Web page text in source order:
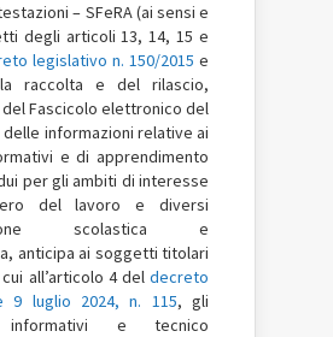
– SFeRA (ai sensi e
degli articoli 13, 14, 15 e
legislativo n. 150/2015 e
raccolta e del rilascio,
del Fascicolo elettronico del
informazioni relative ai
e di apprendimento
per gli ambiti di interesse
del lavoro e diversi
scolastica e
anticipa ai soggetti titolari
all’articolo 4 del decreto
9 luglio 2024, n. 115, gli
informativi e tecnico